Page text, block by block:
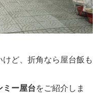
ど、折角なら屋台飯も
ミー屋台をご紹介しま